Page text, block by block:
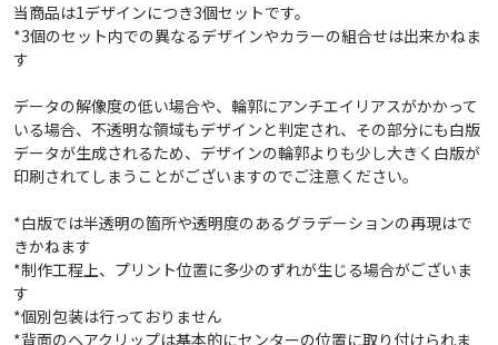
当商品は1デザインにつき3個セットです。
*3個のセット内での異なるデザインやカラーの組合せは出来かねま
す
データの解像度の低い場合や、輪郭にアンチエイリアスがかかって
いる場合、不透明な領域もデザインと判定され、その部分にも白版
データが生成されるため、デザインの輪郭よりも少し大きく白版が
印刷されてしまうことがございますのでご注意ください。
*白版では半透明の箇所や透明度のあるグラデーションの再現はで
きかねます
*制作工程上、プリント位置に多少のずれが生じる場合がございま
す
*個別包装は行っておりません
*背面のヘアクリップは基本的にセンターの位置に取り付けられま